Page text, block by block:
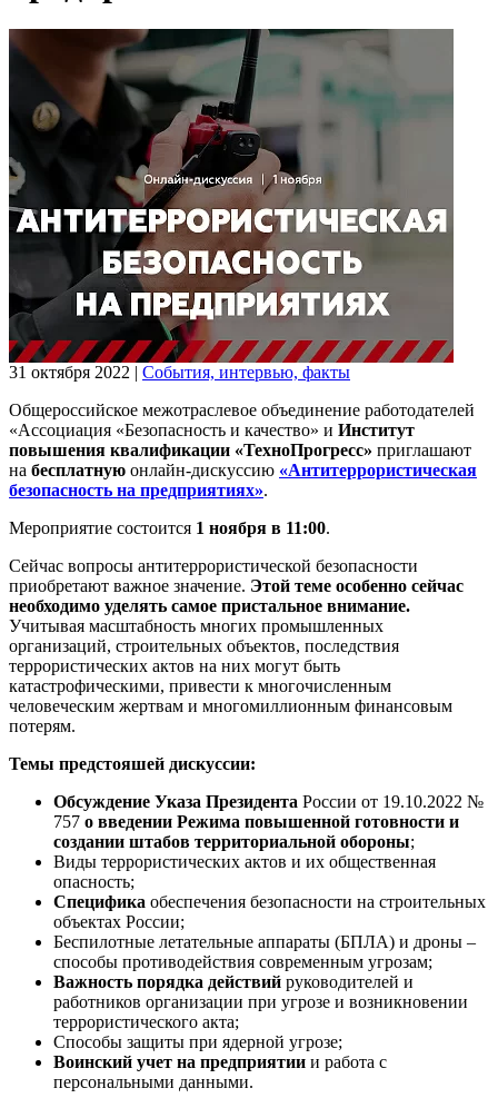
31 октября 2022 | События, интервью, факты
Общероссийское межотраслевое объединение работодателей
«Ассоциация «Безопасность и качество» и Институт
повышения квалификации «ТехноПрогресс» приглашают
на бесплатную онлайн-дискуссию «Антитеррористическая
безопасность на предприятиях».
Мероприятие состоится 1 ноября в 11:00.
Сейчас вопросы антитеррористической безопасности
приобретают важное значение. Этой теме особенно сейчас
необходимо уделять самое пристальное внимание.
Учитывая масштабность многих промышленных
организаций, строительных объектов, последствия
террористических актов на них могут быть
катастрофическими, привести к многочисленным
человеческим жертвам и многомиллионным финансовым
потерям.
Темы предстояшей дискуссии:
Обсуждение Указа Президента России от 19.10.2022 №
757 о введении Режима повышенной готовности и
создании штабов территориальной обороны;
Виды террористических актов и их общественная
опасность;
Специфика обеспечения безопасности на строительных
объектах России;
Беспилотные летательные аппараты (БПЛА) и дроны –
способы противодействия современным угрозам;
Важность порядка действий руководителей и
работников организации при угрозе и возникновении
террористического акта;
Способы защиты при ядерной угрозе;
Воинский учет на предприятии и работа с
персональными данными.